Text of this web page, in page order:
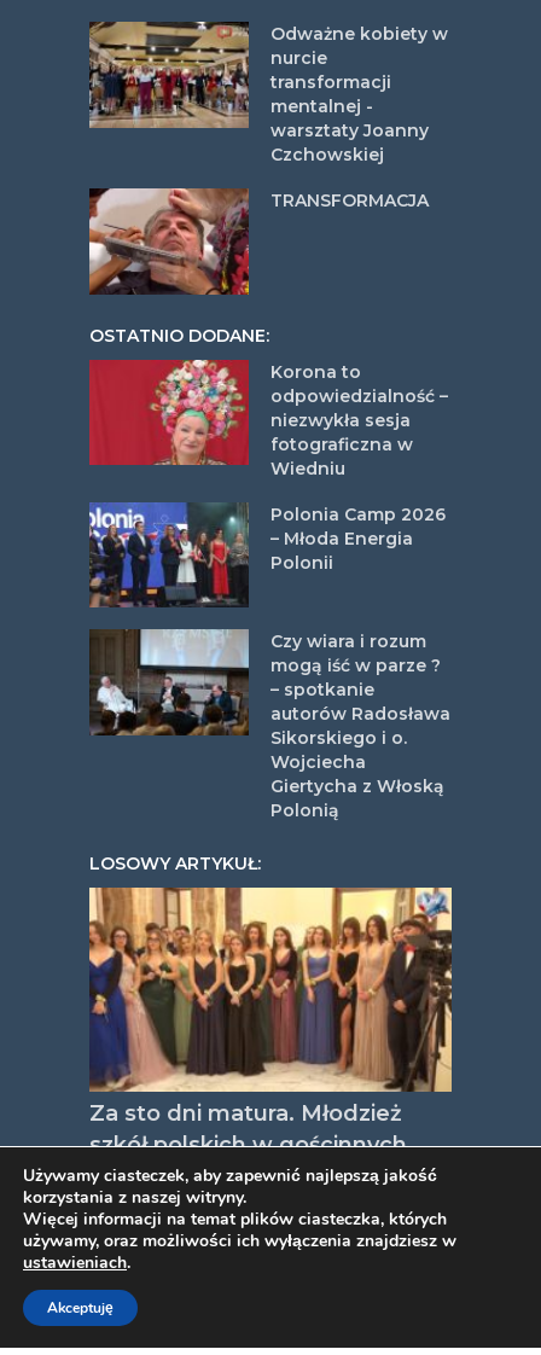
Odważne kobiety w
nurcie
transformacji
mentalnej -
warsztaty Joanny
Czchowskiej
TRANSFORMACJA
OSTATNIO DODANE:
Korona to
odpowiedzialność –
niezwykła sesja
fotograficzna w
Wiedniu
Polonia Camp 2026
– Młoda Energia
Polonii
Czy wiara i rozum
mogą iść w parze ?
– spotkanie
autorów Radosława
Sikorskiego i o.
Wojciecha
Giertycha z Włoską
Polonią
LOSOWY ARTYKUŁ:
Za sto dni matura. Młodzież
szkół polskich w gościnnych
progach Ambasady RP w
Rzymie
TWORZENIE STRON INTERNETOWYCH
Używamy ciasteczek, aby zapewnić najlepszą jakość
korzystania z naszej witryny.
Więcej informacji na temat plików ciasteczka, których
używamy, oraz możliwości ich wyłączenia znajdziesz w
ustawieniach.
Akceptuję